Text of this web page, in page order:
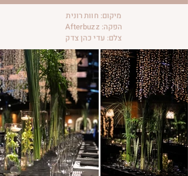
מיקום: חוות רונית
הפקה: Afterbuzz
צלם: עדי כהן צדק